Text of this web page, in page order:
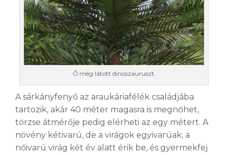
Ő még látott dinoszauruszt.
A sárkányfenyő az araukáriafélék családjába
tartozik, akár 40 méter magasra is megnőhet,
törzse átmérője pedig elérheti az egy métert. A
növény kétivarú, de a virágok egyivarúak; a
nőivarú virág két év alatt érik be, és gyermekfej